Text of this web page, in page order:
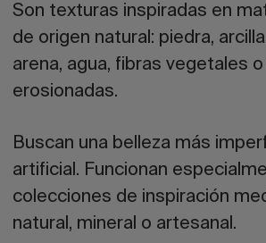
Son texturas inspiradas en
de origen natural: piedra,
arena, agua, fibras vegetales
erosionadas.
Buscan una belleza más
artificial. Funcionan
colecciones de inspiración
natural, mineral o artesanal.